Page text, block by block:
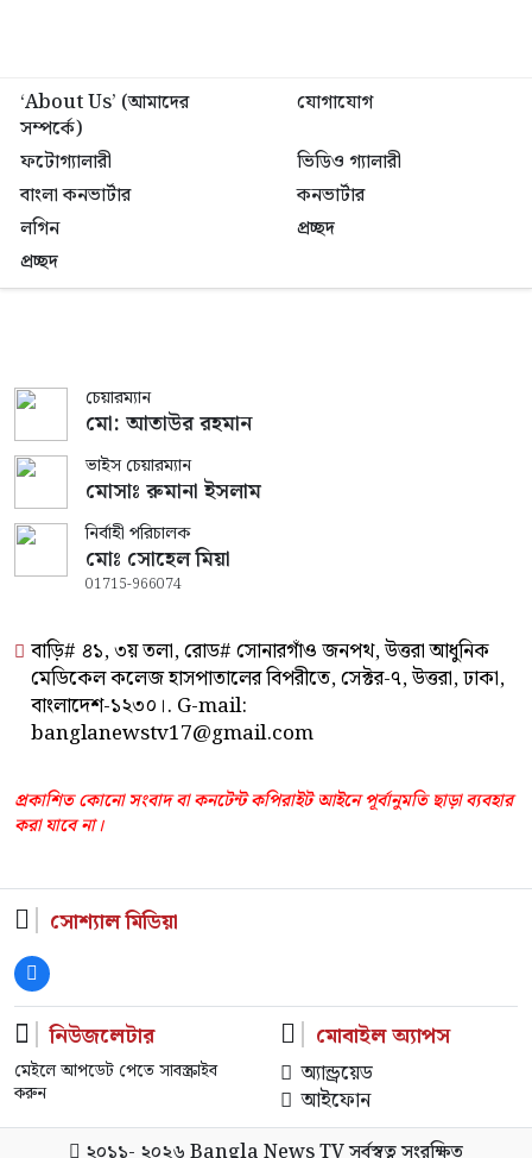
‘About Us’ (আমাদের
সম্পর্কে)
যোগাযোগ
ফটোগ্যালারী
ভিডিও গ্যালারী
বাংলা কনভার্টার
কনভার্টার
লগিন
প্রচ্ছদ
প্রচ্ছদ
চেয়ারম্যান
মো: আতাউর রহমান
ভাইস চেয়ারম্যান
মোসাঃ রুমানা ইসলাম
নির্বাহী পরিচালক
মোঃ সোহেল মিয়া
01715-966074
বাড়ি# ৪১, ৩য় তলা, রোড# সোনারগাঁও জনপথ, উত্তরা আধুনিক
মেডিকেল কলেজ হাসপাতালের বিপরীতে, সেক্টর-৭, উত্তরা, ঢাকা,
বাংলাদেশ-১২৩০।. G-mail:
banglanewstv17@gmail.com
প্রকাশিত কোনো সংবাদ বা কনটেন্ট কপিরাইট আইনে পূর্বানুমতি ছাড়া ব্যবহার
করা যাবে না।
সোশ্যাল মিডিয়া
নিউজলেটার
মেইলে আপডেট পেতে সাবস্ক্রাইব
করুন
মোবাইল অ্যাপস
অ্যান্ড্রয়েড
আইফোন